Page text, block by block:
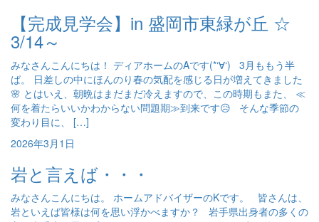
【完成見学会】in 盛岡市東緑が丘 ☆
3/14～
みなさんこんにちは！ ディアホームのAです(*‘∀‘) 3月ももう半
ば。 日差しの中にほんのり春の気配を感じる日が増えてきました
🌸 とはいえ、朝晩はまだまだ冷えますので、この時期もまた、 ≪
何を着たらいいかわからない問題期≫到来です😥 そんな季節の
変わり目に、 […]
2026年3月1日
岩と言えば・・・
みなさんこんにちは。 ホームアドバイザーのKです。 皆さんは、
岩といえば皆様は何を思い浮かべますか？ 岩手県出身者の多くの